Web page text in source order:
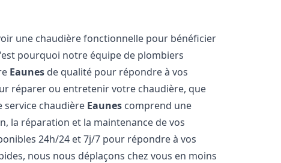
une chaudière fonctionnelle pour bénéficier
pourquoi notre équipe de plombiers
Eaunes de qualité pour répondre à vos
réparer ou entretenir votre chaudière, que
chaudière Eaunes comprend une
la réparation et la maintenance de vos
24h/24 et 7j/7 pour répondre à vos
nous nous déplaçons chez vous en moins